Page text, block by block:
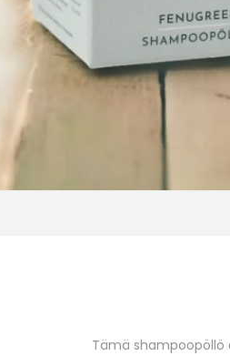
Tämä shampoopöllö